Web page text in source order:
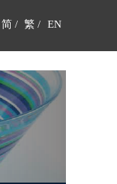
简 / 繁 / EN